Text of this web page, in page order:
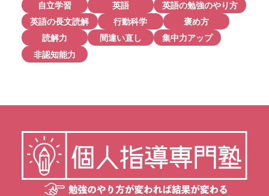
自立学習
英語
英語の勉強のやり方
英語の長文読解
行動科学
褒め方
読解力
間違い直し
集中力アップ
非認知能力